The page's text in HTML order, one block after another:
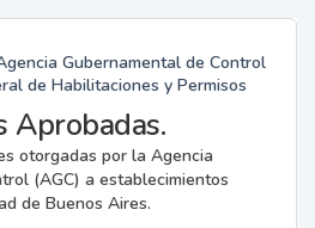
Gubernamental de Control
de Habilitaciones y Permisos
Aprobadas.
otorgadas por la Agencia
(AGC) a establecimientos
de Buenos Aires.